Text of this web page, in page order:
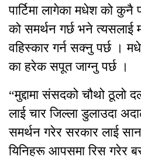
पार्टिमा लागेका मधेश को
को समर्थन गर्छ भने
वहिस्कार गर्न सक्नु पर्छ ।
का हरेक सपूत जाग्नु पर्छ ।
“मुद्दामा संसदको चौथो ठूलो
लाई चार जिल्ला डुलाउदा
समर्थन गरेर सरकार लाई
यिनिहरू आपसमा रिस गरेर